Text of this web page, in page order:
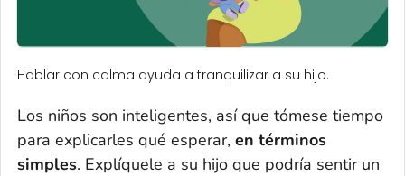
Hablar con calma ayuda a tranquilizar a su hijo.
Los niños son inteligentes, así que tómese tiempo
para explicarles qué esperar, en términos
simples. Explíquele a su hijo que podría sentir un